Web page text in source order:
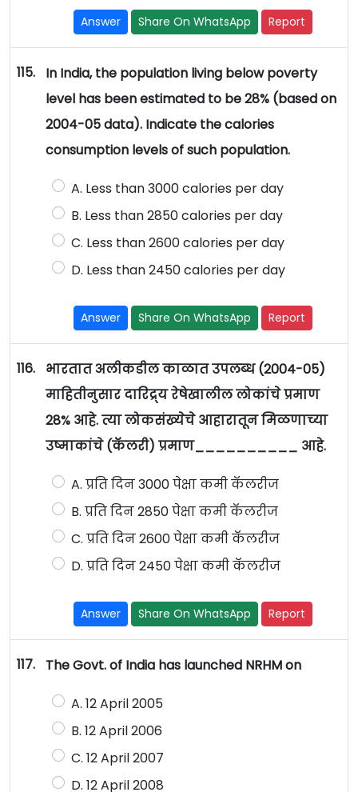
Answer Share On WhatsApp Report
115.
In India, the population living below poverty
level has been estimated to be 28% (based on
2004-05 data). Indicate the calories
consumption levels of such population.
A. Less than 3000 calories per day
B. Less than 2850 calories per day
C. Less than 2600 calories per day
D. Less than 2450 calories per day
Answer Share On WhatsApp Report
116.
भारतात अलीकडील काळात उपलब्ध (2004-05)
माहितीनुसार दारिद्र्य रेषेखालील लोकांचे प्रमाण
28% आहे. त्या लोकसंख्येचे आहारातून मिळणाच्या
उष्माकांचे (कॅलरी) प्रमाण__________ आहे.
A. प्रति दिन 3000 पेक्षा कमी कॅलरीज
B. प्रति दिन 2850 पेक्षा कमी कॅलरीज
C. प्रति दिन 2600 पेक्षा कमी कॅलरीज
D. प्रति दिन 2450 पेक्षा कमी कॅलरीज
Answer Share On WhatsApp Report
117. The Govt. of India has launched NRHM on
A. 12 April 2005
B. 12 April 2006
C. 12 April 2007
D. 12 April 2008